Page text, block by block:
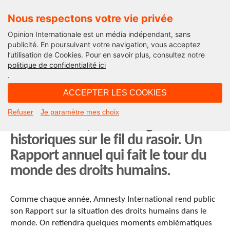
Nous respectons votre vie privée
Opinion Internationale est un média indépendant, sans
publicité. En poursuivant votre navigation, vous acceptez
l’utilisation de Cookies. Pour en savoir plus, consultez notre
politique de confidentialité ici
.
ACCEPTER LES COOKIES
Refuser Je paramètre mes choix
Human Rights
50 ans après la création d’Amnesty
historiques sur le fil du rasoir. Un
Rapport annuel qui fait le tour du
monde des droits humains.
Comme chaque année, Amnesty International rend public
son Rapport sur la situation des droits humains dans le
monde. On retiendra quelques moments emblématiques